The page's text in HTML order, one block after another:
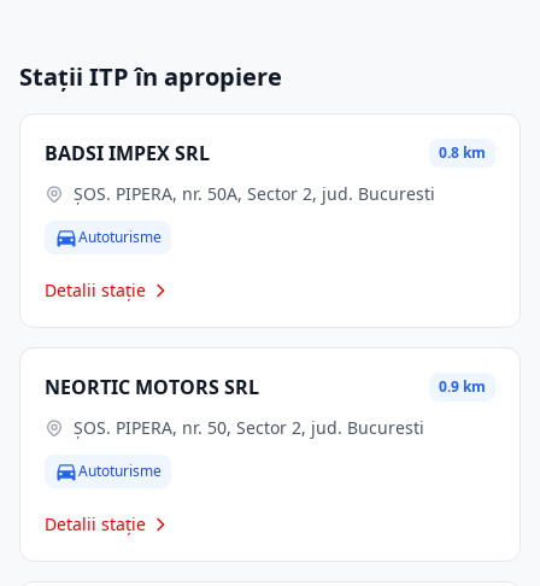
Stații ITP în apropiere
BADSI IMPEX SRL 0.8 km
ŞOS. PIPERA, nr. 50A, Sector 2, jud. Bucuresti
Autoturisme
Detalii stație
NEORTIC MOTORS SRL 0.9 km
ŞOS. PIPERA, nr. 50, Sector 2, jud. Bucuresti
Autoturisme
Detalii stație